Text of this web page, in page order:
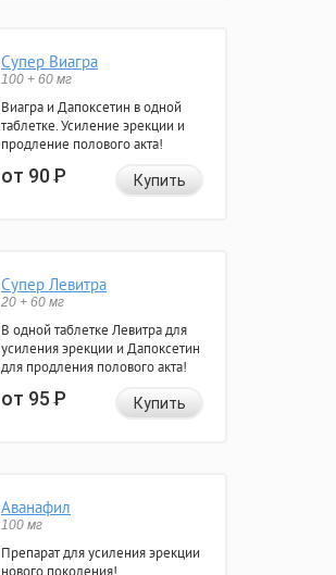
Супер Виагра
100 + 60 мг
Виагра и Дапоксетин в одной
таблетке. Усиление эрекции и
продление полового акта!
от 90Р Купить
Супер Левитра
20 + 60 мг
В одной таблетке Левитра для
усиления эрекции и Дапоксетин
для продления полового акта!
от 95Р Купить
Аванафил
100 мг
Препарат для усиления эрекции